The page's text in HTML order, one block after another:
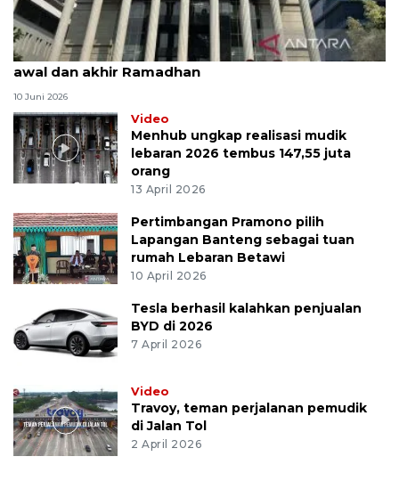
MK uji materi UU Peradilan Agama perihal isbat
awal dan akhir Ramadhan
10 Juni 2026
Video
Menhub ungkap realisasi mudik
lebaran 2026 tembus 147,55 juta
orang
13 April 2026
Pertimbangan Pramono pilih
Lapangan Banteng sebagai tuan
rumah Lebaran Betawi
10 April 2026
Tesla berhasil kalahkan penjualan
BYD di 2026
7 April 2026
Video
Travoy, teman perjalanan pemudik
di Jalan Tol
2 April 2026